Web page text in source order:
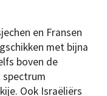
en Fransen
met bijna
boven de
spectrum
Ook Israëliërs